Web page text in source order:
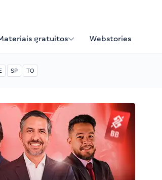
gratuitos Webstories
SP TO